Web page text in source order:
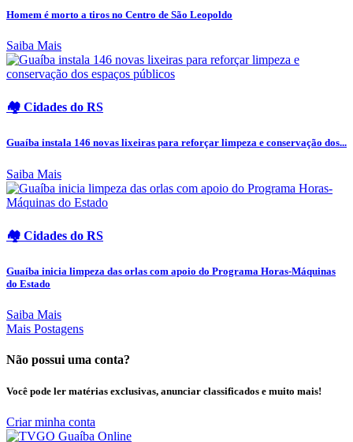
Homem é morto a tiros no Centro de São Leopoldo
Saiba Mais
🏘️ Cidades do RS
Guaíba instala 146 novas lixeiras para reforçar limpeza e conservação dos...
Saiba Mais
🏘️ Cidades do RS
Guaíba inicia limpeza das orlas com apoio do Programa Horas-Máquinas
do Estado
Saiba Mais
Mais Postagens
Não possui uma conta?
Você pode ler matérias exclusivas, anunciar classificados e muito mais!
Criar minha conta